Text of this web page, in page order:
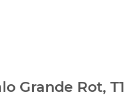
Grande Rot, T1